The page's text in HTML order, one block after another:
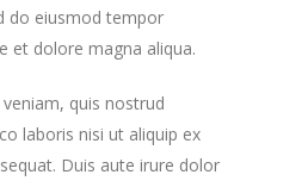
do eiusmod tempor
et dolore magna aliqua.
quis nostrud
laboris nisi ut aliquip ex
Duis aute irure dolor